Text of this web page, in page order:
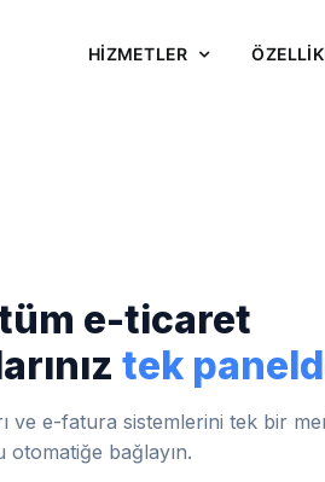
HİZMETLER
e-ticaret
tek
ve e-fatura sistemlerini tek bir
bağlayın.